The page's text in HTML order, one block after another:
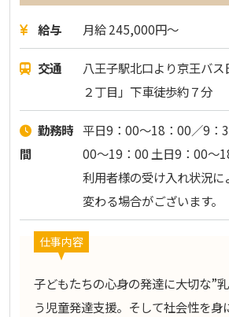
給与 月給 245,000円～
交通
八王子駅北口より京王バ
２丁目」下車徒歩約７分
勤務時
間
平日9：00～18：00／9：
00～19：00 土日9：00～
利用者様の受け入れ状況に
変わる場合がございます。
仕事内容
子どもたちの心身の発達に大切な”
う児童発達支援。そして社会性を身